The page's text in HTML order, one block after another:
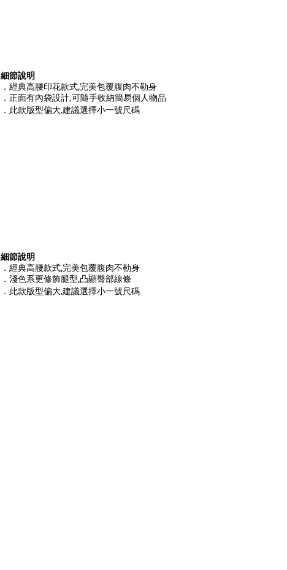
細節說明
．經典高腰印花款式,完美包覆腹肉不勒身
．正面有內袋設計,可隨手收納簡易個人物品
． 此款版型偏大,建議選擇小一號尺碼
細節說明
．經典高腰款式,完美包覆腹肉不勒身
． 淺色系更修飾腿型,凸顯臀部線條
． 此款版型偏大,建議選擇小一號尺碼